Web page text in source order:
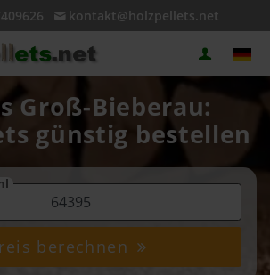
kontakt@holzpellets.net
Groß-Bieberau:
günstig bestellen
berechnen